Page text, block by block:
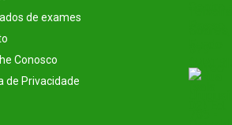
de exames
Conosco
de Privacidade